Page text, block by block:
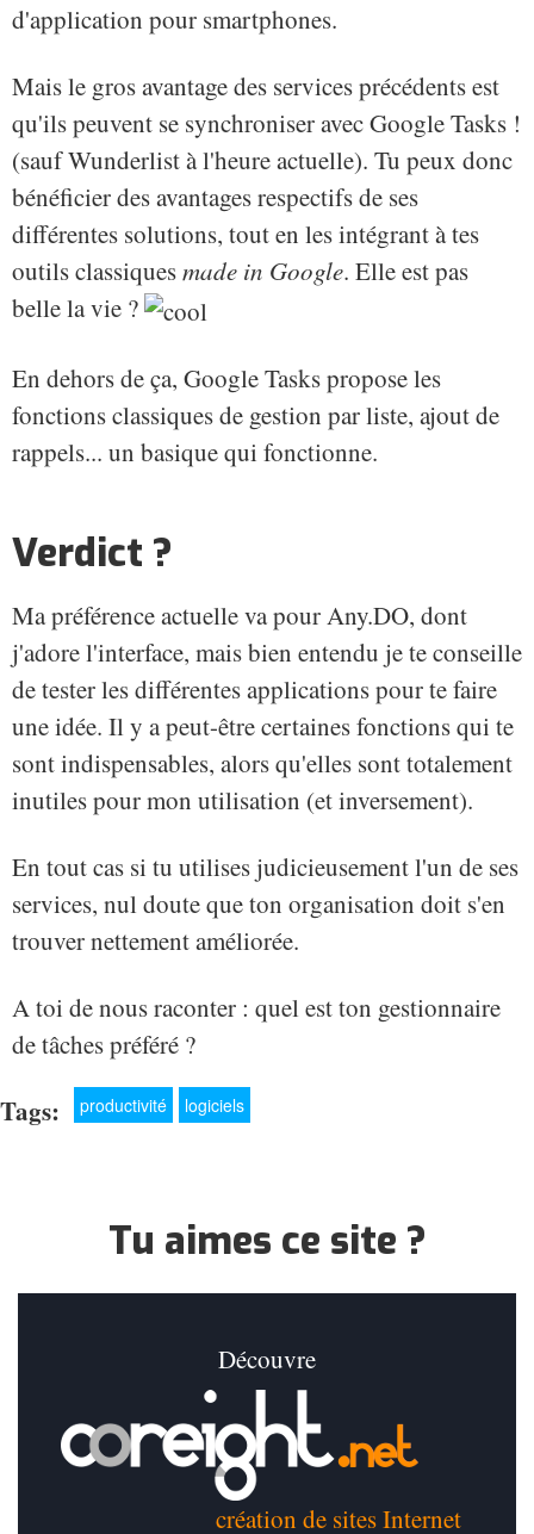
d'application pour smartphones.
Mais le gros avantage des services précédents est
qu'ils peuvent se synchroniser avec Google Tasks !
(sauf Wunderlist à l'heure actuelle). Tu peux donc
bénéficier des avantages respectifs de ses
différentes solutions, tout en les intégrant à tes
outils classiquesmade in Google. Elle est pas
belle la vie ?
En dehors de ça, Google Tasks propose les
fonctions classiques de gestion par liste, ajout de
rappels... un basique qui fonctionne.
Verdict ?
Ma préférence actuelle va pour Any.DO, dont
j'adore l'interface, mais bien entendu je te conseille
de tester les différentes applications pour te faire
une idée. Il y a peut-être certaines fonctions qui te
sont indispensables, alors qu'elles sont totalement
inutiles pour mon utilisation (et inversement).
En tout cas si tu utilises judicieusement l'un de ses
services, nul doute que ton organisation doit s'en
trouver nettement améliorée.
A toi de nous raconter : quel est ton gestionnaire
de tâches préféré ?
Tags: productivité logiciels
Tu aimes ce site ?
Découvre
création de sites Internet